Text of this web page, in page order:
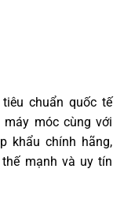
chuẩn quốc tế
móc cùng với
khẩu chính hãng,
mạnh và uy tín